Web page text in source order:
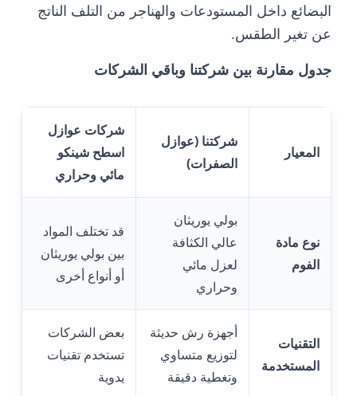
البضائع داخل المستودعات والهناجر من التلف الناتج
عن تغير الطقس.
جدول مقارنة بين شركتنا وباقي الشركات
المعيار
شركتنا (عوازل
الصفرات)
شركات عوازل
اسطح شينكو
مائي وحراري
نوع مادة
الفوم
بولي يوريثان
عالي الكثافة
لعزل مائي
وحراري
قد تختلف المواد
بين بولي يوريثان
أو أنواع أخرى
التقنيات
المستخدمة
أجهزة رش حديثة
لتوزيع متساوي
وتغطية دقيقة
بعض الشركات
تستخدم تقنيات
يدوية